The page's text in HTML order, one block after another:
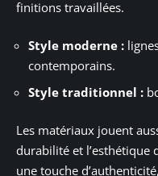
finitions travaillées.
Style moderne :
contemporains.
Style traditionnel :
Les matériaux jouent
durabilité et l’esthétique
une touche